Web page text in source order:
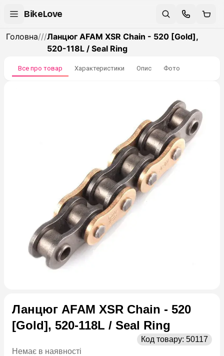
BikeLove
Головна///Ланцюг AFAM XSR Chain - 520 [Gold],
520-118L / Seal Ring
Все про товар Характеристики Опис Фото
Ланцюг AFAM XSR Chain - 520
[Gold], 520-118L / Seal Ring
Код товару: 50117
Немає в наявності